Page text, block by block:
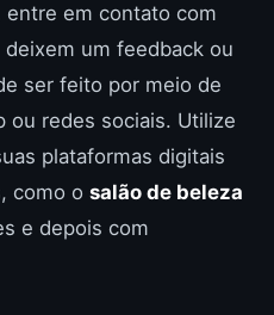
entre em contato com
um feedback ou
ser feito por meio de
ou redes sociais. Utilize
plataformas digitais
como o salão de beleza
e depois com